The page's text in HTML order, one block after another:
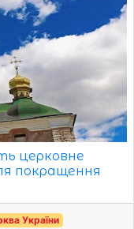
церковне
покращення
України